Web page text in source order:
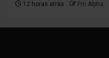
12 horas atrás Fm Alpha